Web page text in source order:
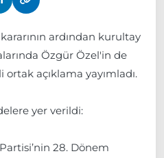
ardından kurultay
Özgür Özel'in de
açıklama yayımladı.
yer verildi:
28. Dönem